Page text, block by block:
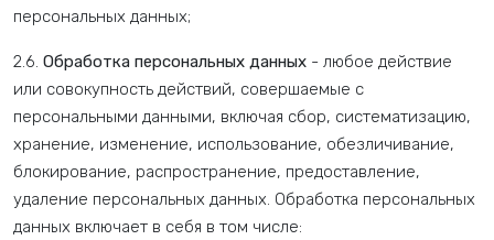
персональных данных;
2.6. Обработка персональных данных - любое действие
или совокупность действий, совершаемые с
персональными данными, включая сбор, систематизацию,
хранение, изменение, использование, обезличивание,
блокирование, распространение, предоставление,
удаление персональных данных. Обработка персональных
данных включает в себя в том числе: